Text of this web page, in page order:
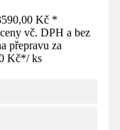
Kč *
vč. DPH a bez
přepravu za
Kč*/ ks